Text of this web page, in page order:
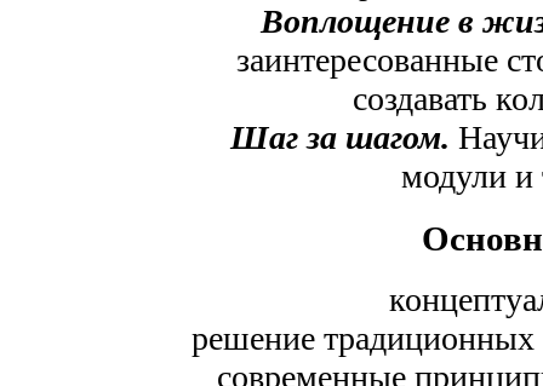
Воплощение в
заинтересованные
создавать
Шаг за шагом.
модули и
решение
современные